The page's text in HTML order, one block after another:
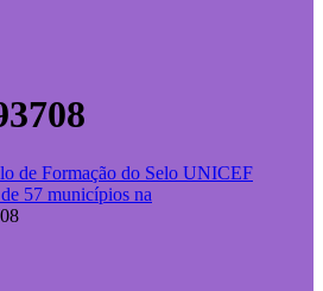
de Formação do Selo UNICEF
57 municípios na